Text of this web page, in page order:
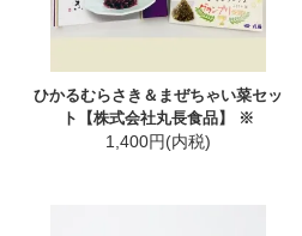
ひかるむらさき＆まぜちゃい菜セッ
ト【株式会社丸長食品】 ※
1,400円(内税)